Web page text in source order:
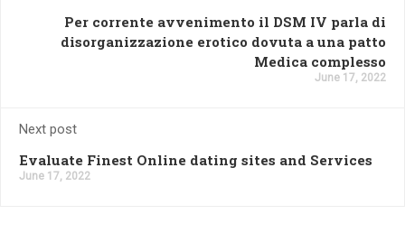
Per corrente avvenimento il DSM IV parla di
disorganizzazione erotico dovuta a una patto
Medica complesso
June 17, 2022
Next post
Evaluate Finest Online dating sites and Services
June 17, 2022